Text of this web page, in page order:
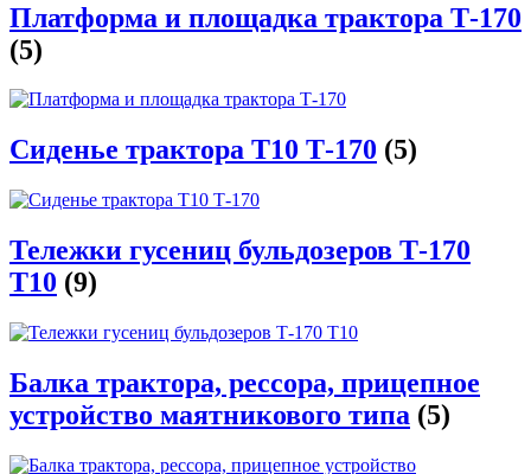
Платформа и площадка трактора Т-170
(5)
Сиденье трактора Т10 Т-170 (5)
Тележки гусениц бульдозеров Т-170
Т10 (9)
Балка трактора, рессора, прицепное
устройство маятникового типа (5)